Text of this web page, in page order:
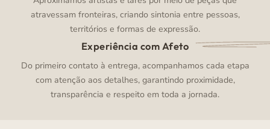
atravessam fronteiras, criando sintonia entre pessoas,
territórios e formas de expressão.
Experiência com Afeto
Do primeiro contato à entrega, acompanhamos cada etapa
com atenção aos detalhes, garantindo proximidade,
transparência e respeito em toda a jornada.